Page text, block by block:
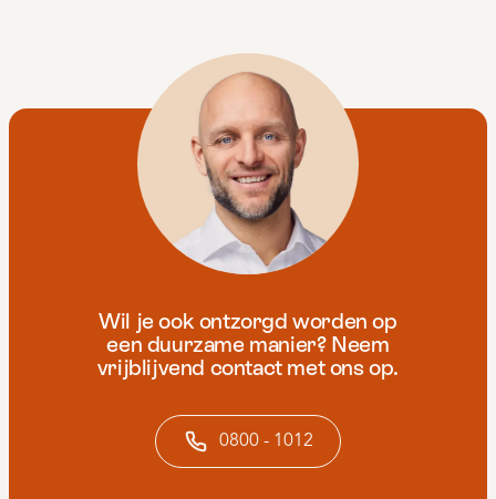
Wil je ook ontzorgd worden op
een duurzame manier? Neem
vrijblijvend contact met ons op.
0800 - 1012